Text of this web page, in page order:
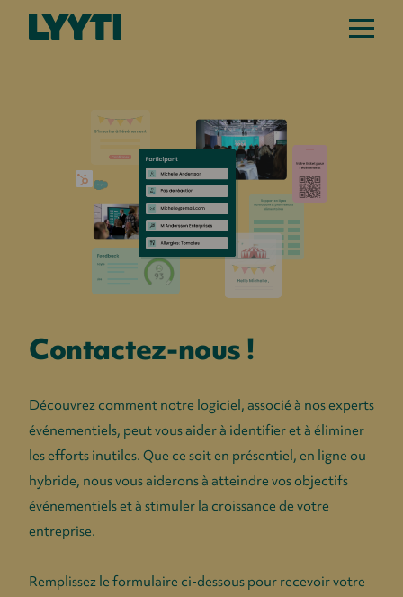
Contactez-nous !
Découvrez comment notre logiciel, associé à nos experts
événementiels, peut vous aider à identifier et à éliminer
les efforts inutiles. Que ce soit en présentiel, en ligne ou
hybride, nous vous aiderons à atteindre vos objectifs
événementiels et à stimuler la croissance de votre
entreprise.
Remplissez le formulaire ci-dessous pour recevoir votre